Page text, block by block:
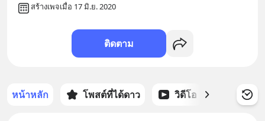
สร้างเพจเมื่อ 17 มิ.ย. 2020
ติดตาม
หน้าหลัก โพสต์ที่ได้ดาว วิดีโอ พอดแ